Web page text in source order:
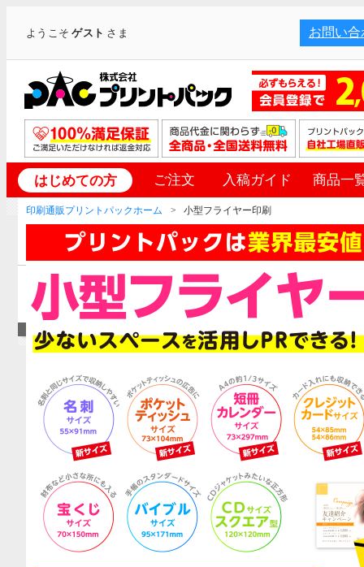
ようこそゲスト さま お問い合
はじめての方 ご注文 入稿ガイド 商品一
印刷通販プリントパックホーム 小型フライヤー印刷